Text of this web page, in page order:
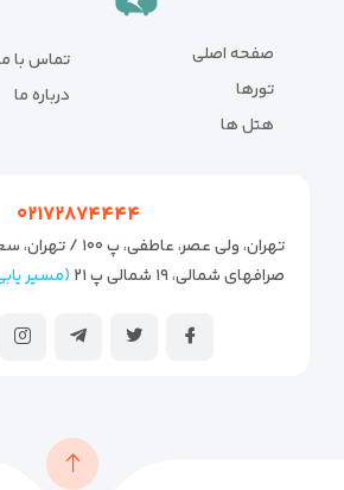
صفحه اصلی
تورها
هتل ها
تماس با
درباره ما
۰۲۱۷۲۸۷۴۴۴۴
تهران، ولی عصر،
صرافهای شمالی، ۱۹ شمالی پ ۲۱
(مسیر